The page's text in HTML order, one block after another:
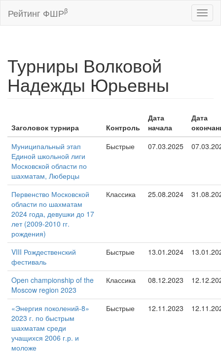
Рейтинг ФШРβ
Турниры Волковой
Надежды Юрьевны
Заголовок турнира Контроль
Дата
начала
Дата
Муниципальный этап
Единой школьной лиги
Московской области по
шахматам, Люберцы
Быстрые 07.03.2025
Первенство Московской
области по шахматам
2024 года, девушки до 17
лет (2009-2010 гг.
рождения)
Классика 25.08.2024
VIII Рождественский
фестиваль
Быстрые 13.01.2024
Open championship of the
Moscow region 2023
Классика 08.12.2023
«Энергия поколений-8»
2023 г. по быстрым
шахматам среди
учащихся 2006 г.р. и
моложе
Быстрые 12.11.2023